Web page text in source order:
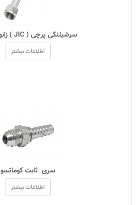
سرشیلنگی پرچی ( JIC ) زانویی بلند
اطلاعات بیشتر
سری  ثابت کوماتسو
اطلاعات بیشتر